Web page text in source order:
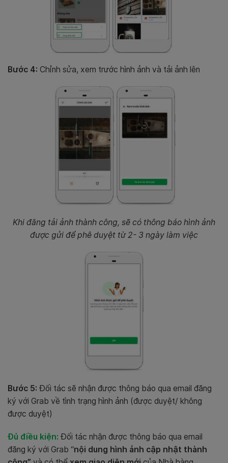
Bước 4: Chỉnh sửa, xem trước hình ảnh và tải ảnh lên
Khi đăng tải ảnh thành công, sẽ có thông báo hình ảnh
được gửi để phê duyệt từ 2- 3 ngày làm việc
Bước 5: Đối tác sẽ nhận được thông báo qua email đăng
ký với Grab về tình trạng hình ảnh (được duyệt/ không
được duyệt)
Đủ điều kiện: Đối tác nhận được thông báo qua email
đăng ký với Grab “nội dung hình ảnh cập nhật thành